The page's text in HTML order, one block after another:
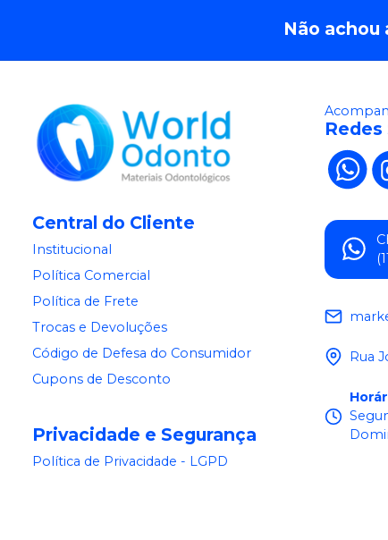
Não achou
Central do Cliente
Institucional
Política Comercial
Política de Frete
Trocas e Devoluções
Código de Defesa do Consumidor
Cupons de Desconto
Privacidade e Segurança
Política de Privacidade - LGPD
Redes
Rua